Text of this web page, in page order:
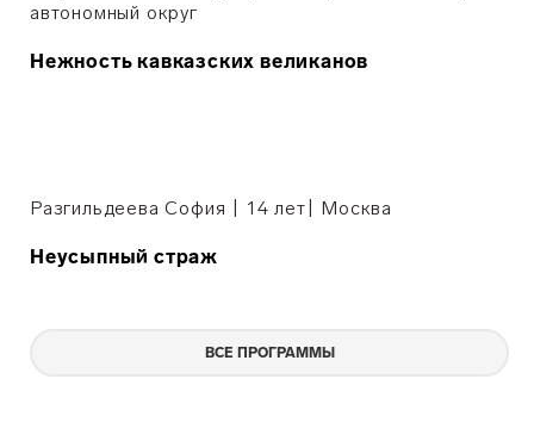
автономный округ
Нежность кавказских великанов
Разгильдеева София | 14 лет Москва
Неусыпный страж
ВСЕ ПРОГРАММЫ